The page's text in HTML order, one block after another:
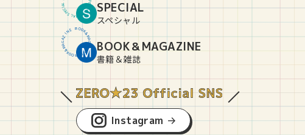
P
E
C
A
L
S
P
CI
A
L
S
P
E
C
I
A
L SPECIAL
スペシャル
BOOK
&M
A
G
A
Z
I
N
E
B
O
O
K
&
M
A
G
A
Z
I
NE
BOOK＆MAGAZINE
書籍＆雑誌
Instagram